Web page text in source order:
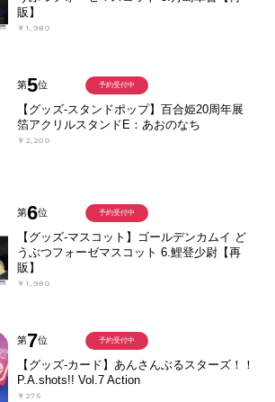
販】
￥1,980
第5位
【グッズ-スタンドポップ】百合姫20周年展
箔アクリルスタンドE：あおのなち
￥2,200
予約受付中
第6位
【グッズ-マスコット】ゴールデンカムイ ど
うぶつフォーゼマスコット 6.鯉登少尉【再
販】
￥1,980
予約受付中
第7位
【グッズ-カード】あんさんぶるスターズ！！
P.A.shots!! Vol.7 Action
￥275
予約受付中